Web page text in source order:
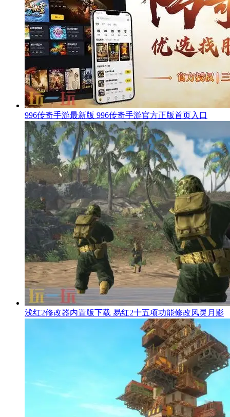
996传奇手游最新版 996传奇手游官方正版首页入口
浅红2修改器内置版下载 易红2十五项功能修改风灵月影